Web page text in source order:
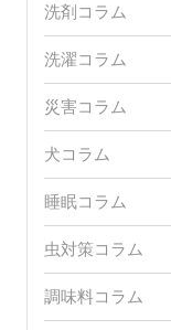
洗剤コラム
洗濯コラム
災害コラム
犬コラム
睡眠コラム
虫対策コラム
調味料コラム